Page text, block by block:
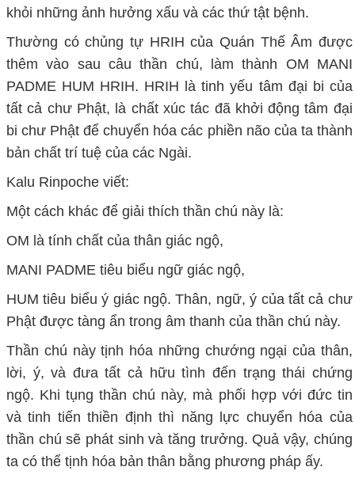
khỏi những ảnh hưởng xấu và các thứ tật bệnh.
Thường có chủng tự HRIH của Quán Thế Âm được
thêm vào sau câu thần chú, làm thành OM MANI
PADME HUM HRIH. HRIH là tinh yếu tâm đại bi của
tất cả chư Phật, là chất xúc tác đã khởi động tâm đại
bi chư Phật để chuyển hóa các phiền não của ta thành
bản chất trí tuệ của các Ngài.
Kalu Rinpoche viết:
Một cách khác để giải thích thần chú này là:
OM là tính chất của thân giác ngộ,
MANI PADME tiêu biểu ngữ giác ngộ,
HUM tiêu biểu ý giác ngộ. Thân, ngữ, ý của tất cả chư
Phật được tàng ẩn trong âm thanh của thần chú này.
Thần chú này tịnh hóa những chướng ngại của thân,
lời, ý, và đưa tất cả hữu tình đến trạng thái chứng
ngộ. Khi tụng thần chú này, mà phối hợp với đức tin
và tinh tiến thiền định thì năng lực chuyển hóa của
thần chú sẽ phát sinh và tăng trưởng. Quả vậy, chúng
ta có thể tịnh hóa bản thân bằng phương pháp ấy.